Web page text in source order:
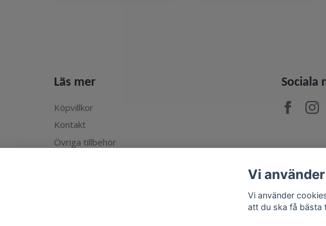
Läs mer
Köpvillkor
Kontakt
Övriga tillbehör
Sociala
Vi
Vi använder
att du ska få bästa